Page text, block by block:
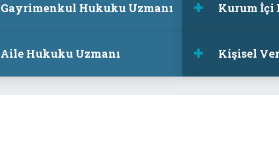
Gayrimenkul Hukuku Uzmanı
Aile Hukuku Uzmanı
Kurum İçi
Kişisel